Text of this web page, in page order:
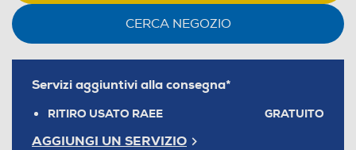
CERCA NEGOZIO
Servizi aggiuntivi alla consegna*
RITIRO USATO RAEE GRATUITO
AGGIUNGI UN SERVIZIO